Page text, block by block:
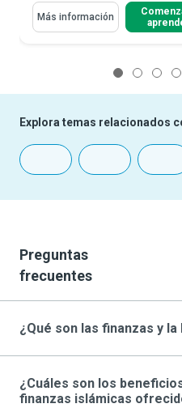
Más información
Explora temas relacionados
Preguntas
frecuentes
¿Qué son las finanzas y
¿Cuáles son los
finanzas islámicas